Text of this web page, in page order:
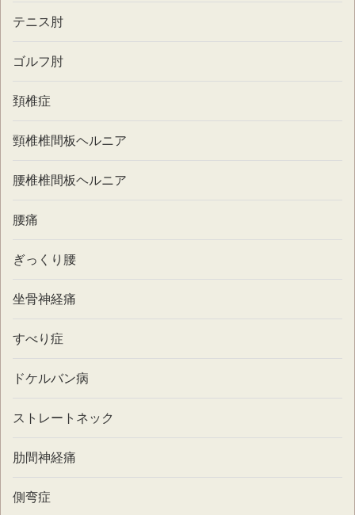
テニス肘
ゴルフ肘
頚椎症
頸椎椎間板ヘルニア
腰椎椎間板ヘルニア
腰痛
ぎっくり腰
坐骨神経痛
すべり症
ドケルバン病
ストレートネック
肋間神経痛
側弯症